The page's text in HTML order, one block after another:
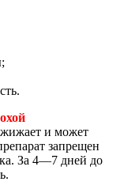
и может
запрещен
За 4―7 дней до